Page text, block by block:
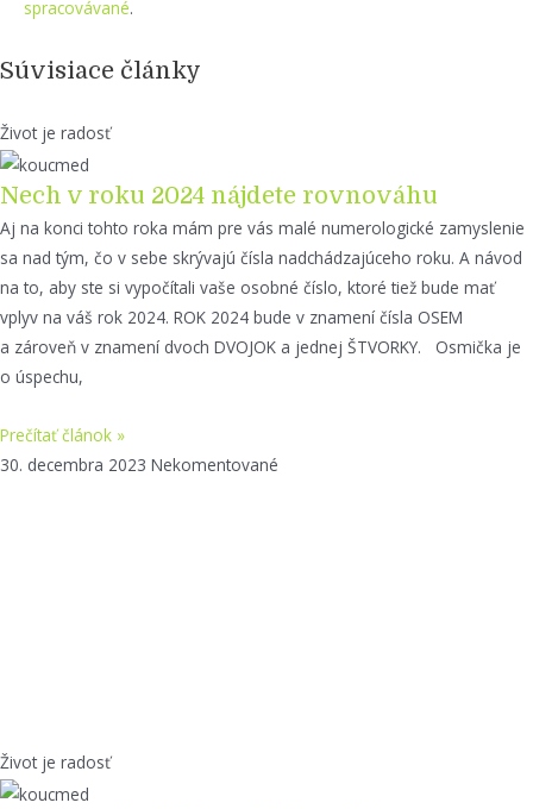
spracovávané.
Súvisiace články
Život je radosť
Nech v roku 2024 nájdete rovnováhu
Aj na konci tohto roka mám pre vás malé numerologické zamyslenie
sa nad tým, čo v sebe skrývajú čísla nadchádzajúceho roku. A návod
na to, aby ste si vypočítali vaše osobné číslo, ktoré tiež bude mať
vplyv na váš rok 2024. ROK 2024 bude v znamení čísla OSEM
a zároveň v znamení dvoch DVOJOK a jednej ŠTVORKY. Osmička je
o úspechu,
Prečítať článok »
30. decembra 2023 Nekomentované
Život je radosť